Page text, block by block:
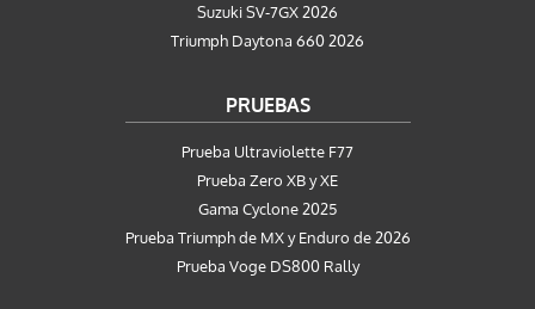
Suzuki SV-7GX 2026
Triumph Daytona 660 2026
PRUEBAS
Prueba Ultraviolette F77
Prueba Zero XB y XE
Gama Cyclone 2025
Prueba Triumph de MX y Enduro de 2026
Prueba Voge DS800 Rally